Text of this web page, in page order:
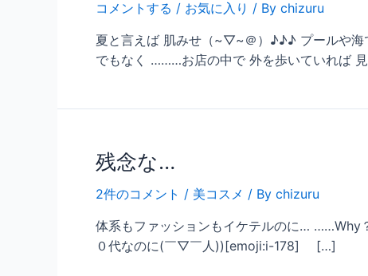
コメントする / お気に入り / By chizuru
夏と言えば 肌みせ（~▽~＠）♪♪♪ プールや海
でもなく ………お店の中で 外を歩いていれば
残念な…
2件のコメント / 美コスメ / By chizuru
体系もファッションもイケテルのに… ……Why
０代なのに(￣▽￣人))[emoji:i-178] […]